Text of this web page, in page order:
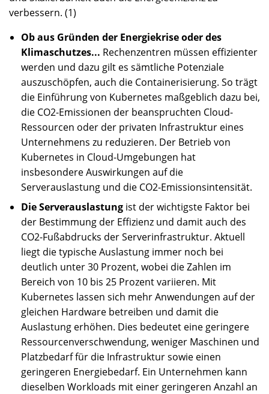
verbessern. (1)
Ob aus Gründen der Energiekrise oder des
Klimaschutzes... Rechenzentren müssen effizienter
werden und dazu gilt es sämtliche Potenziale
auszuschöpfen, auch die Containerisierung. So trägt
die Einführung von Kubernetes maßgeblich dazu bei,
die CO2-Emissionen der beanspruchten Cloud-
Ressourcen oder der privaten Infrastruktur eines
Unternehmens zu reduzieren. Der Betrieb von
Kubernetes in Cloud-Umgebungen hat
insbesondere Auswirkungen auf die
Serverauslastung und die CO2-Emissionsintensität.
Die Serverauslastung ist der wichtigste Faktor bei
der Bestimmung der Effizienz und damit auch des
CO2-Fußabdrucks der Serverinfrastruktur. Aktuell
liegt die typische Auslastung immer noch bei
deutlich unter 30 Prozent, wobei die Zahlen im
Bereich von 10 bis 25 Prozent variieren. Mit
Kubernetes lassen sich mehr Anwendungen auf der
gleichen Hardware betreiben und damit die
Auslastung erhöhen. Dies bedeutet eine geringere
Ressourcenverschwendung, weniger Maschinen und
Platzbedarf für die Infrastruktur sowie einen
geringeren Energiebedarf. Ein Unternehmen kann
dieselben Workloads mit einer geringeren Anzahl an